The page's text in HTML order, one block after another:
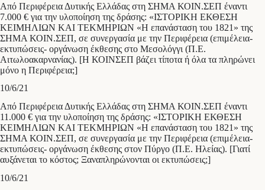
Από Περιφέρεια Δυτικής Ελλάδας στη ΣΗΜΑ ΚΟΙΝ.ΣΕΠ έναντι
7.000 € για την υλοποίηση της δράσης: «ΙΣΤΟΡΙΚΗ ΕΚΘΕΣΗ
ΚΕΙΜΗΛΙΩΝ ΚΑΙ ΤΕΚΜΗΡΙΩΝ «Η επανάσταση του 1821» της
ΣΗΜΑ ΚΟΙΝ.ΣΕΠ, σε συνεργασία με την Περιφέρεια (επιμέλεια-
εκτυπώσεις- οργάνωση έκθεσης στο Μεσολόγγι (Π.Ε.
Αιτωλοακαρνανίας). [Η ΚΟΙΝΣΕΠ βάζει τίποτα ή όλα τα πληρώνει
μόνο η Περιφέρεια;]
10/6/21
Από Περιφέρεια Δυτικής Ελλάδας στη ΣΗΜΑ ΚΟΙΝ.ΣΕΠ έναντι
11.000 € για την υλοποίηση της δράσης: «ΙΣΤΟΡΙΚΗ ΕΚΘΕΣΗ
ΚΕΙΜΗΛΙΩΝ ΚΑΙ ΤΕΚΜΗΡΙΩΝ «Η επανάσταση του 1821» της
ΣΗΜΑ ΚΟΙΝ.ΣΕΠ, σε συνεργασία με την Περιφέρεια (επιμέλεια-
εκτυπώσεις- οργάνωση έκθεσης στον Πύργο (Π.Ε. Ηλείας). [Γιατί
αυξάνεται το κόστος; Ξαναπληρώνονται οι εκτυπώσεις;]
10/6/21